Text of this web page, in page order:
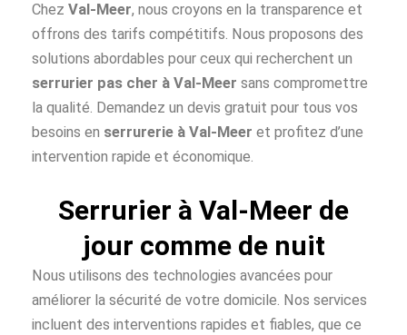
Chez Val-Meer, nous croyons en la transparence et
offrons des tarifs compétitifs. Nous proposons des
solutions abordables pour ceux qui recherchent un
serrurier pas cher à Val-Meer sans compromettre
la qualité. Demandez un devis gratuit pour tous vos
besoins en serrurerie à Val-Meer et profitez d’une
intervention rapide et économique.
Serrurier à Val-Meer de
jour comme de nuit
Nous utilisons des technologies avancées pour
améliorer la sécurité de votre domicile. Nos services
incluent des interventions rapides et fiables, que ce